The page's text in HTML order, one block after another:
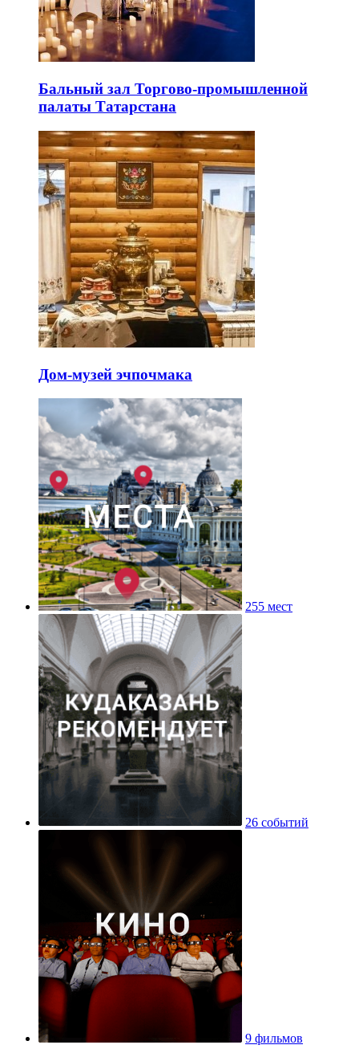
Бальный зал Торгово-промышленной
палаты Татарстана
Дом-музей эчпочмака
255 мест
26 событий
9 фильмов